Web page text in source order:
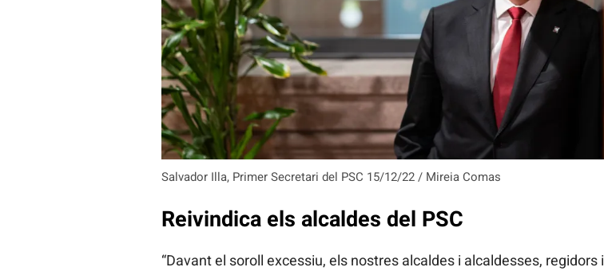
Salvador Illa, Primer Secretari del PSC 15/12/22 / Mireia Comas
Reivindica els alcaldes del PSC
“Davant el soroll excessiu, els nostres alcaldes i alcaldesses, regidors i